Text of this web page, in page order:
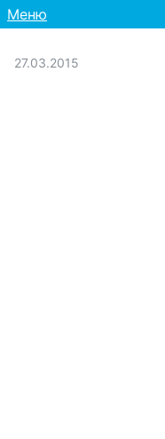
Меню
27.03.2015